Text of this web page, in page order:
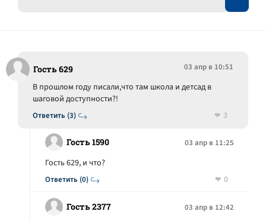
Гость 629 03 апр в 10:51
Ответить (3)
В прошлом году писали,что там школа и детсад в
шаговой доступности?!
3
Гость 1590 03 апр в 11:25
Ответить (0)
Гость 629, и что?
0
Гость 2377 03 апр в 12:42